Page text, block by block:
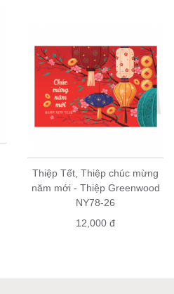
Thiệp Tết, Thiệp chúc mừng
năm mới - Thiệp Greenwood
NY78-26
12,000 đ